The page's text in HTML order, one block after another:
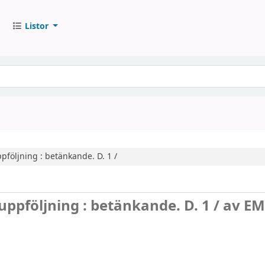
Listor
: betänkande. D. 1 /
: betänkande. D. 1 /av